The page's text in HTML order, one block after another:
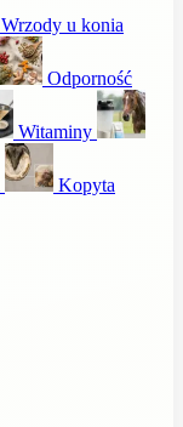
Wrzody u konia
Odporność
Witaminy
Kopyta